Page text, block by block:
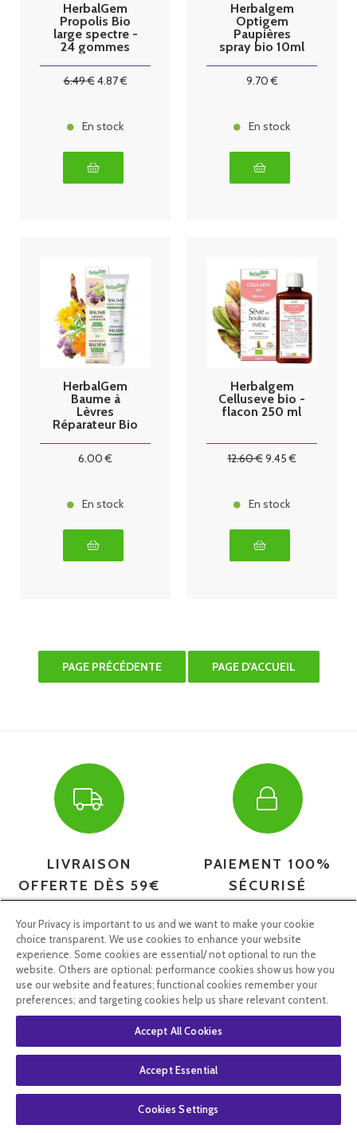
HerbalGem
Propolis Bio
large spectre -
24 gommes
6.49€4.87€
En stock
Herbalgem
Optigem
Paupières
spray bio 10ml
9.70€
En stock
HerbalGem
Baume à
Lèvres
Réparateur Bio
6.00 €
En stock
Herbalgem
Celluseve bio -
flacon 250 ml
12.60€9.45€
En stock
LIVRAISON
OFFERTE DÈS 59€
via Mondial Relay
PAIEMENT 100%
SÉCURISÉ
COMMANDES
RAPIDE
Your Privacy is important to us and we want to make your cookie
choice transparent. We use cookies to enhance your website
experience. Some cookies are essential/ not optional to run the
website. Others are optional: performance cookies show us how you
use our website and features; functional cookies remember your
preferences; and targeting cookies help us share relevant content.
Accept All Cookies
Accept Essential
Cookies Settings